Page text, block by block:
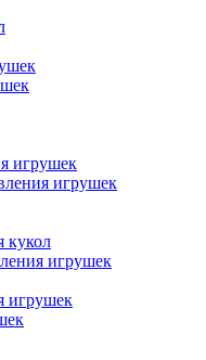
игрушек
игрушек
кукол
игрушек
игрушек